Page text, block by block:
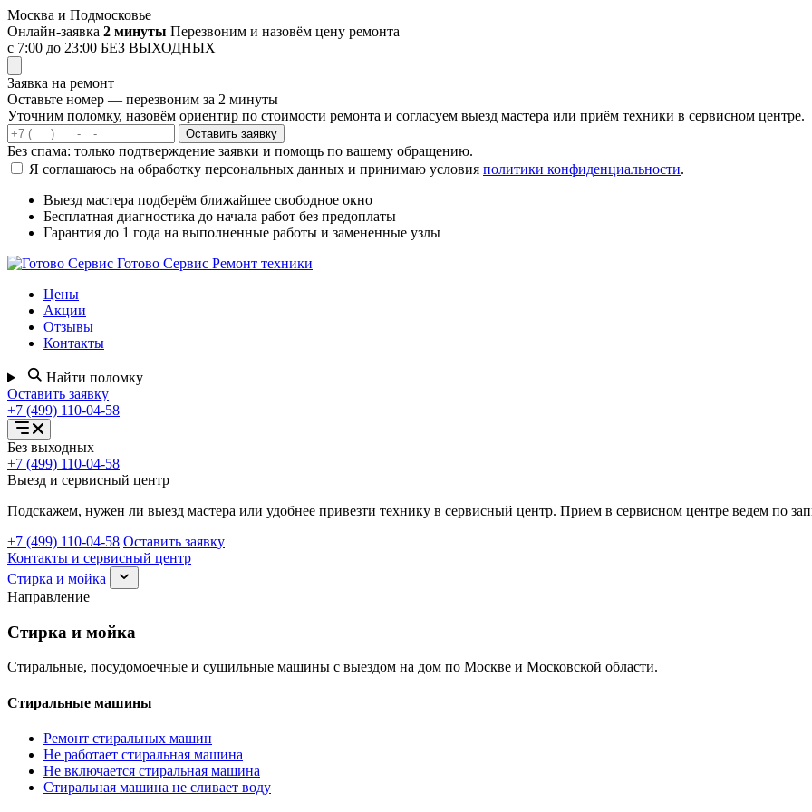
Перейти
к
содержимому
Москва и Подмосковье
Онлайн-заявка 2 минуты Перезвоним и назовём цену ремонта
с 7:00 до 23:00 БЕЗ ВЫХОДНЫХ
Заявка на ремонт
Оставьте номер — перезвоним за 2 минуты
Уточним поломку, назовём ориентир по стоимости ремонта и согласуем выезд мастера или приём техники в сервисном центре.
Оставить заявку
Без спама: только подтверждение заявки и помощь по вашему обращению.
Я соглашаюсь на обработку персональных данных и принимаю условия политики конфиденциальности.
Выезд мастера подберём ближайшее свободное окно
Бесплатная диагностика до начала работ без предоплаты
Гарантия до 1 года на выполненные работы и замененные узлы
Готово Сервис Ремонт техники
Цены
Акции
Отзывы
Контакты
Найти поломку
Оставить заявку
+7 (499) 110-04-58
Открыть
меню
услуг
Без выходных
+7 (499) 110-04-58
Выезд и сервисный центр
Подскажем, нужен ли выезд мастера или удобнее привезти технику в сервисный центр. Прием в сервисном центре ведем по
+7 (499) 110-04-58 Оставить заявку
Контакты и сервисный центр
Стирка и мойка
Раскрыть
раздел
мойка
Направление
Стирка и мойка
Стиральные, посудомоечные и сушильные машины с выездом на дом по Москве и Московской области.
Стиральные машины
Ремонт стиральных машин
Не работает стиральная машина
Не включается стиральная машина
Стиральная машина не сливает воду